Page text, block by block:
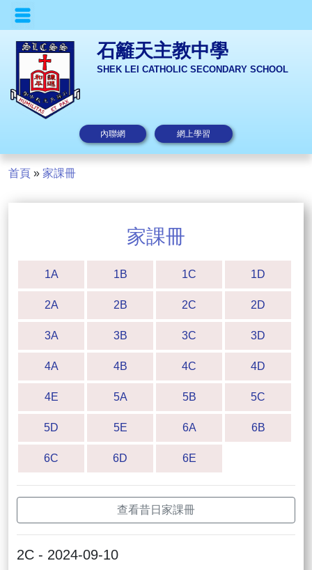
石籬天主教中學
SHEK LEI CATHOLIC SECONDARY SCHOOL
內聯網 網上學習
首頁 » 家課冊
家課冊
1A 1B 1C 1D
2A 2B 2C 2D
3A 3B 3C 3D
4A 4B 4C 4D
4E 5A 5B 5C
5D 5E 6A 6B
6C 6D 6E
查看昔日家課冊
2C - 2024-09-10